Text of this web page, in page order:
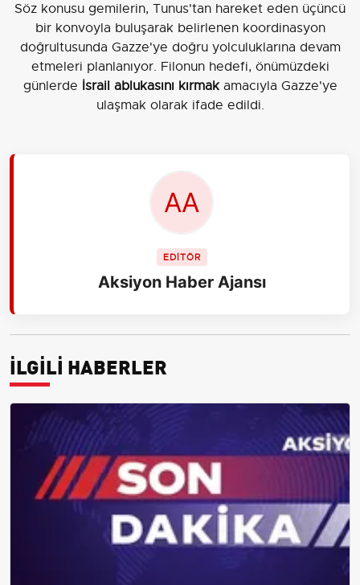
Söz konusu gemilerin, Tunus'tan hareket eden üçüncü
bir konvoyla buluşarak belirlenen koordinasyon
doğrultusunda Gazze'ye doğru yolculuklarına devam
etmeleri planlanıyor. Filonun hedefi, önümüzdeki
günlerde İsrail ablukasını kırmakamacıyla Gazze'ye
ulaşmak olarak ifade edildi.
EDİTÖR
Aksiyon Haber Ajansı
İLGİLİ HABERLER